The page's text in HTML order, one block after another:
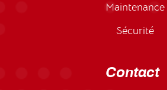
Maintenance
Sécurité
Contact